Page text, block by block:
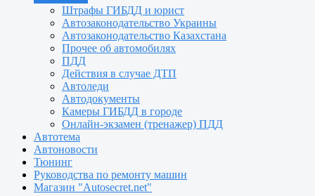
Штрафы ГИБДД и юрист
Автозаконодательство Украины
Автозаконодательство Казахстана
Прочее об автомобилях
ПДД
Действия в случае ДТП
Автоледи
Автодокументы
Камеры ГИБДД в городе
Онлайн-экзамен (тренажер) ПДД
Автотема
Автоновости
Тюнинг
Руководства по ремонту машин
Магазин "Autosecret.net"